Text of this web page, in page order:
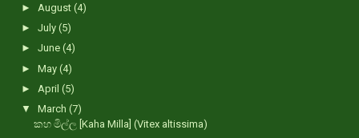
► August (4)
► July (5)
► June (4)
► May (4)
► April (5)
▼ March (7)
කහ මිල්ල [Kaha Milla] (Vitex altissima)